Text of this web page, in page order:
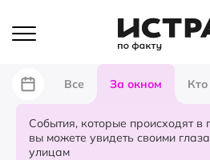
Все За окном Кто
События, которые происходят в
вы можете увидеть своими
улицам